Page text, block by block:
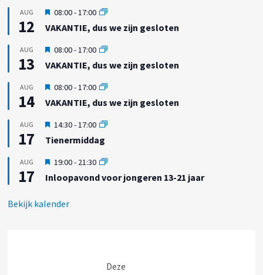
c
h
g
e
l
c
h
AUG
12
U
i
t
g
e
l
c
h
08:00-17:00
VAKANTIE, dus we zijn gesloten
AUG
13
U
i
t
g
e
l
c
h
08:00-17:00
VAKANTIE, dus we zijn gesloten
AUG
14
U
i
t
g
e
l
c
h
08:00-17:00
VAKANTIE, dus we zijn gesloten
AUG
17
U
t
g
e
l
c
14:30-17:00
Tienermiddag
AUG
17
U
i
t
e
19:00- 21:30
Inloopavond voor jongeren 13-21 jaar
Bekijk kalender
Deze